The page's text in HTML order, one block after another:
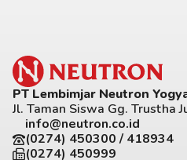
PT Lembimjar Neutron
Jl. Taman Siswa Gg. Trustha
info@neutron.co.id
(0274) 450300 / 418934
(0274) 450999